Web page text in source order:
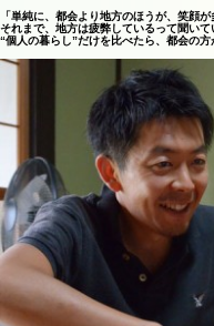
「単純に、都会より地方のほうが、笑顔が
それまで、地方は疲弊しているって聞い
“個人の暮らし”だけを比べたら、都会の